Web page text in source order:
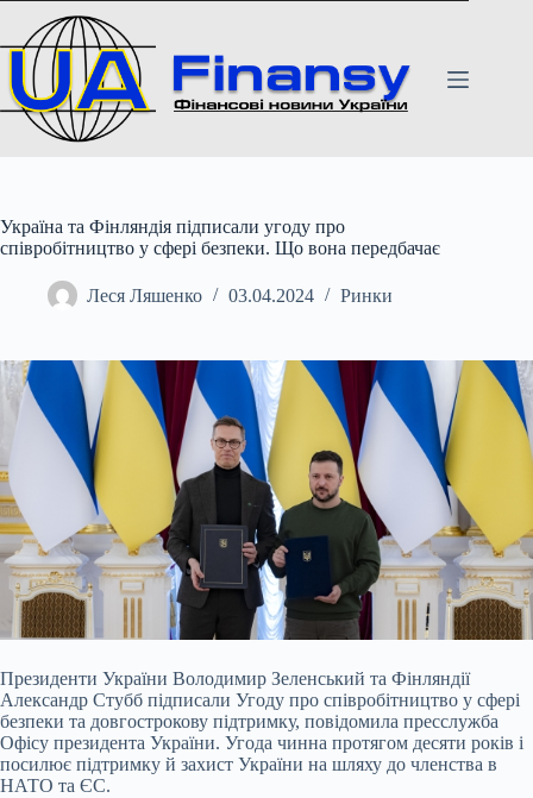
вмісту
Україна та Фінляндія підписали угоду про
співробітництво у сфері безпеки. Що вона передбачає
Леся Ляшенко 03.04.2024 Ринки
Президенти України Володимир Зеленський та Фінляндії
Александр Стубб підписали Угоду про співробітництво у сфері
безпеки та довгострокову підтримку, повідомила пресслужба
Офісу президента України. Угода чинна протягом десяти років і
посилює підтримку й захист України на шляху до членства в
НАТО та ЄС.